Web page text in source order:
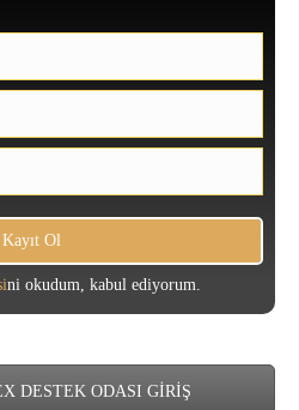
ni okudum, kabul ediyorum.
DESTEK ODASI GİRİŞ